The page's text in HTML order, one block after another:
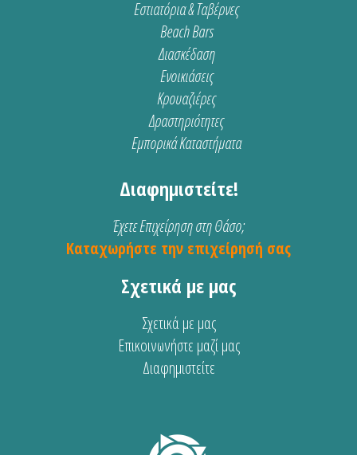
Εστιατόρια & Ταβέρνες
Beach Bars
Διασκέδαση
Ενοικιάσεις
Κρουαζιέρες
Δραστηριότητες
Εμπορικά Καταστήματα
Διαφημιστείτε!
Έχετε Επιχείρηση στη Θάσο;
Καταχωρήστε την επιχείρησή σας
Σχετικά με μας
Σχετικά με μας
Επικοινωνήστε μαζί μας
Διαφημιστείτε